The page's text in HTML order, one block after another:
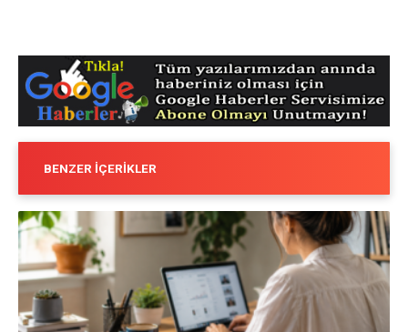
BENZER İÇERIKLER